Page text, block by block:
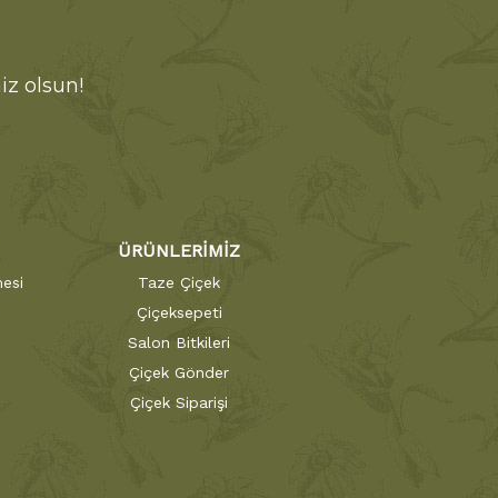
olsun!
ÜRÜNLERİMİZ
Taze Çiçek
Çiçeksepeti
Salon Bitkileri
Çiçek Gönder
Çiçek Siparişi